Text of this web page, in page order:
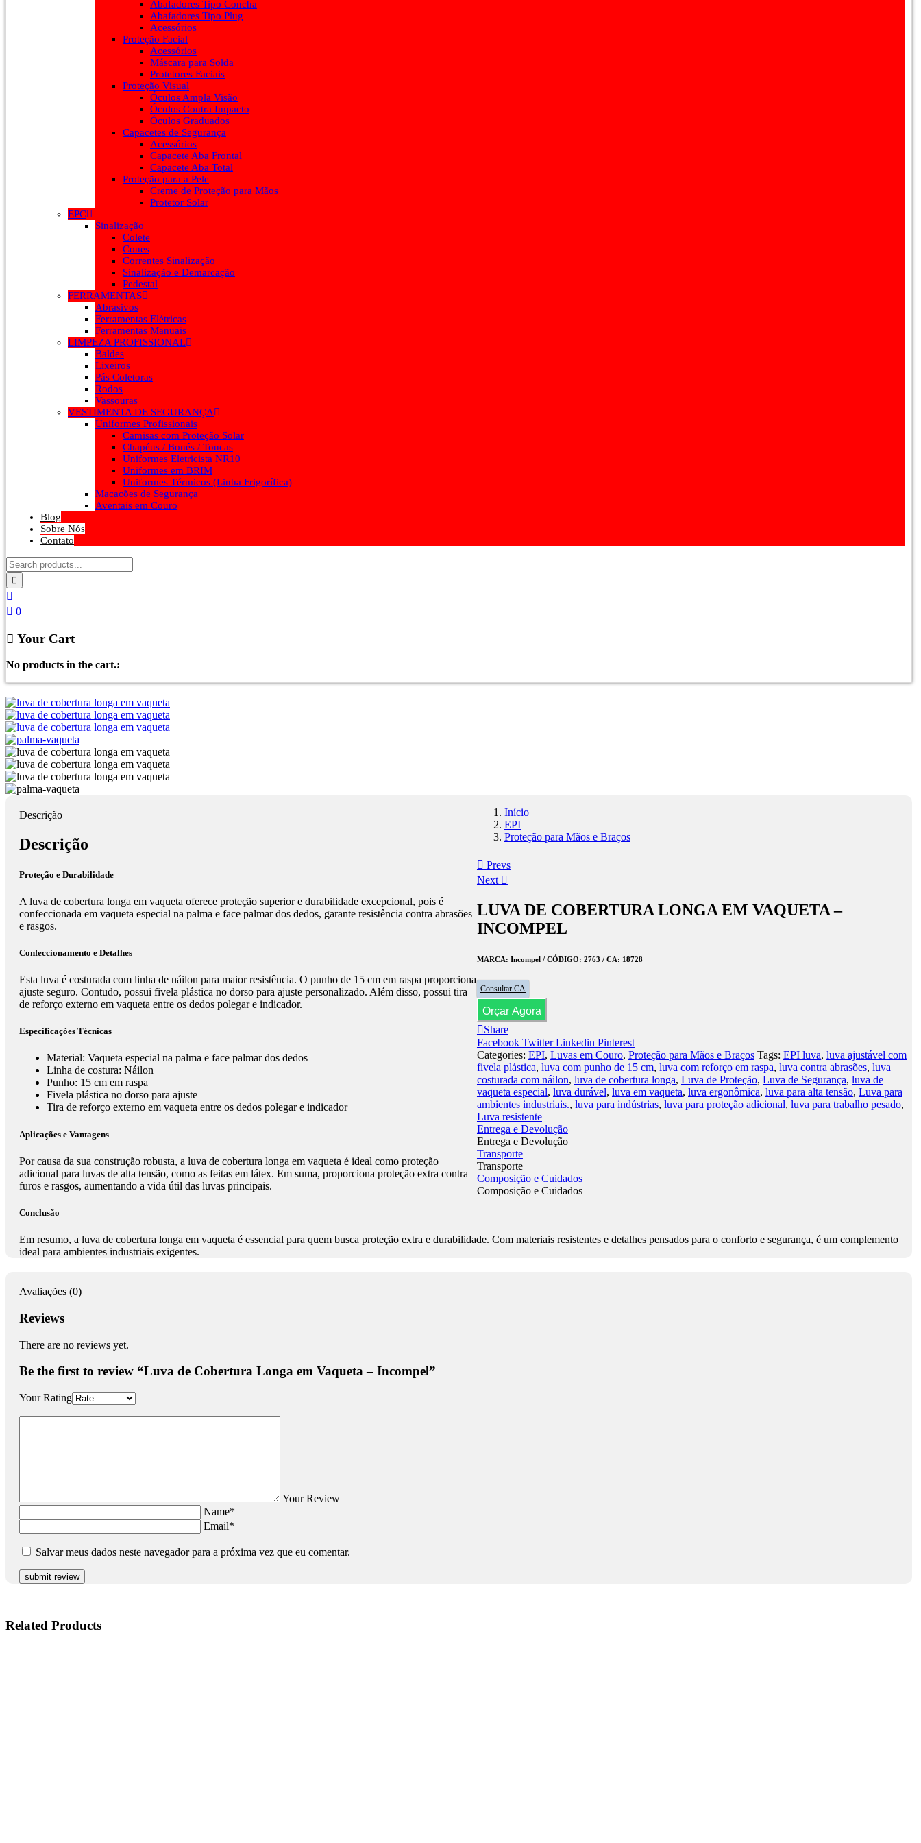
Abafadores Tipo Concha
Abafadores Tipo Plug
Acessórios
Proteção Facial
Acessórios
Máscara para Solda
Protetores Faciais
Proteção Visual
Óculos Ampla Visão
Óculos Contra Impacto
Óculos Graduados
Capacetes de Segurança
Acessórios
Capacete Aba Frontal
Capacete Aba Total
Proteção para a Pele
Creme de Proteção para Mãos
Protetor Solar
EPC
Sinalização
Colete
Cones
Correntes Sinalização
Sinalização e Demarcação
Pedestal
FERRAMENTAS
Abrasivos
Ferramentas Elétricas
Ferramentas Manuais
LIMPEZA PROFISSIONAL
Baldes
Lixeiros
Pás Coletoras
Rodos
Vassouras
VESTIMENTA DE SEGURANÇA
Uniformes Profissionais
Camisas com Proteção Solar
Chapéus / Bonés / Toucas
Uniformes Eletricista NR10
Uniformes em BRIM
Uniformes Térmicos (Linha Frigorífica)
Macacões de Segurança
Aventais em Couro
Blog
Sobre Nós
Contato
0
Your Cart
No products in the cart.:
Início
EPI
Proteção para Mãos e Braços
Navegação
de
Post
Prevs
Next
LUVA DE COBERTURA LONGA EM VAQUETA –
INCOMPEL
MARCA: Incompel / CÓDIGO: 2763 / CA: 18728
Consultar CA
Orçar Agora
Share
Facebook TwitterLinkedin Pinterest
Categories: EPI, Luvas em Couro, Proteção para Mãos e Braços Tags: EPI luva, luva ajustável com
fivela plástica, luva com punho de 15 cm, luva com reforço em raspa, luva contra abrasões, luva
costurada com náilon, luva de cobertura longa, Luva de Proteção, Luva de Segurança, luva de
vaqueta especial, luva durável, luva em vaqueta, luva ergonômica, luva para alta tensão, Luva para
ambientes industriais., luva para indústrias, luva para proteção adicional, luva para trabalho pesado,
Luva resistente
Entrega e Devolução
Entrega e Devolução
Transporte
Transporte
Composição e Cuidados
Composição e Cuidados
Descrição
Descrição
Proteção e Durabilidade
A luva de cobertura longa em vaqueta oferece proteção superior e durabilidade excepcional, pois é
confeccionada em vaqueta especial na palma e face palmar dos dedos, garante resistência contra abrasões
e rasgos.
Confeccionamento e Detalhes
Esta luva é costurada com linha de náilon para maior resistência. O punho de 15 cm em raspa proporciona
ajuste seguro. Contudo, possui fivela plástica no dorso para ajuste personalizado. Além disso, possui tira
de reforço externo em vaqueta entre os dedos polegar e indicador.
Especificações Técnicas
Material: Vaqueta especial na palma e face palmar dos dedos
Linha de costura: Náilon
Punho: 15 cm em raspa
Fivela plástica no dorso para ajuste
Tira de reforço externo em vaqueta entre os dedos polegar e indicador
Aplicações e Vantagens
Por causa da sua construção robusta, a luva de cobertura longa em vaqueta é ideal como proteção
adicional para luvas de alta tensão, como as feitas em látex. Em suma, proporciona proteção extra contra
furos e rasgos, aumentando a vida útil das luvas principais.
Conclusão
Em resumo, a luva de cobertura longa em vaqueta é essencial para quem busca proteção extra e durabilidade. Com materiais resistentes e detalhes pensados para o conforto e segurança, é um complemento
ideal para ambientes industriais exigentes.
Avaliações (0)
Reviews
There are no reviews yet.
Be the first to review “Luva de Cobertura Longa em Vaqueta – Incompel”
Your Rating
Your Review
Name*
Email*
Salvar meus dados neste navegador para a próxima vez que eu comentar.
Related Products